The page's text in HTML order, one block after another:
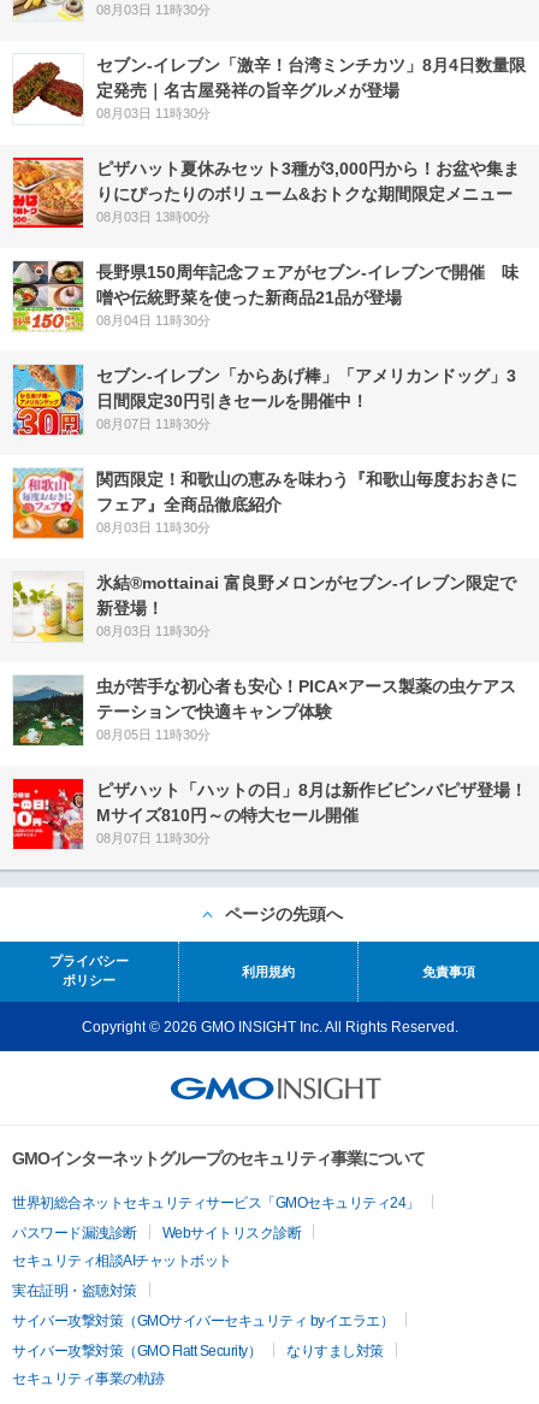
08月03日 11時30分
セブン-イレブン「激辛！台湾ミンチカツ」8月4日数量限
定発売｜名古屋発祥の旨辛グルメが登場
08月03日 11時30分
ピザハット夏休みセット3種が3,000円から！お盆や集ま
りにぴったりのボリューム&おトクな期間限定メニュー
08月03日 13時00分
長野県150周年記念フェアがセブン-イレブンで開催 味
噌や伝統野菜を使った新商品21品が登場
08月04日 11時30分
セブン‐イレブン「からあげ棒」「アメリカンドッグ」3
日間限定30円引きセールを開催中！
08月07日 11時30分
関西限定！和歌山の恵みを味わう『和歌山毎度おおきに
フェア』全商品徹底紹介
08月03日 11時30分
氷結®mottainai 富良野メロンがセブン‐イレブン限定で
新登場！
08月03日 11時30分
虫が苦手な初心者も安心！PICA×アース製薬の虫ケアス
テーションで快適キャンプ体験
08月05日 11時30分
ピザハット「ハットの日」8月は新作ビビンバピザ登場！
Mサイズ810円～の特大セール開催
08月07日 11時30分
ページの先頭へ
プライバシー
ポリシー
利用規約 免責事項
Copyright © 2026 GMO INSIGHT Inc. All Rights Reserved.
GMOインターネットグループのセキュリティ事業について
世界初総合ネットセキュリティサービス「GMOセキュリティ24」
パスワード漏洩診断
Webサイトリスク診断
セキュリティ相談AIチャットボット
実在証明・盗聴対策
サイバー攻撃対策（GMOサイバーセキュリティ byイエラエ）
サイバー攻撃対策（GMO Flatt Security）
なりすまし対策
セキュリティ事業の軌跡